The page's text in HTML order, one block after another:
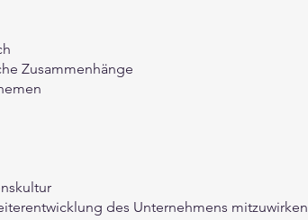
Zusammenhänge
des Unternehmens mitzuwirken